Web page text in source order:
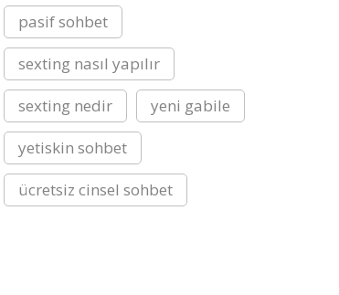
pasif sohbet
sexting nasıl yapılır
sexting nedir
yeni gabile
yetiskin sohbet
ücretsiz cinsel sohbet